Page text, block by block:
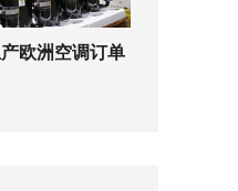
欧洲空调订单